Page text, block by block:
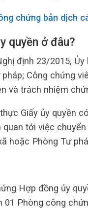
chứng bản dịch
quyền ở đâu?
định 23/2015,
Công chứng
và trách nhiệm
Giấy ủy quyền
tới việc
hoặc Phòng Tư
Hợp đồng ủy
01 Phòng công